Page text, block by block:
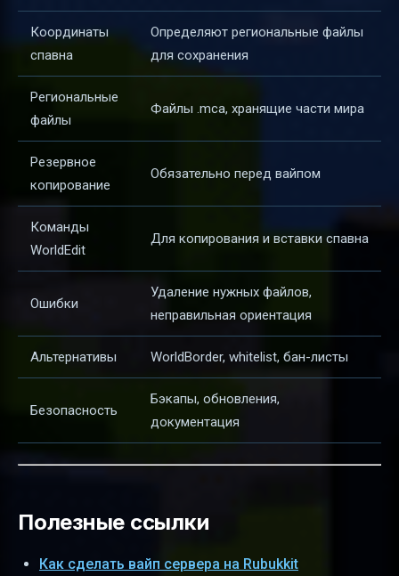
Координаты
спавна
Определяют региональные файлы
для сохранения
Региональные
файлы
Файлы .mca, хранящие части мира
Резервное
копирование
Обязательно перед вайпом
Команды
WorldEdit
Для копирования и вставки спавна
Ошибки
Удаление нужных файлов,
неправильная ориентация
Альтернативы WorldBorder, whitelist, бан-листы
Безопасность
Бэкапы, обновления,
документация
Полезные ссылки
Как сделать вайп сервера на Rubukkit